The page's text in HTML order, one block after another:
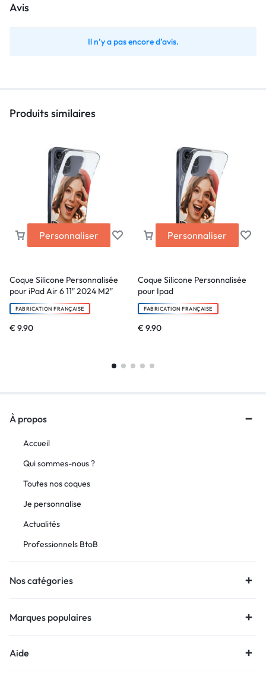
Avis
Il n’y a pas encore d’avis.
Produits similaires
Personnaliser
Coque Silicone Personnalisée
pour iPad Air 6 11″ 2024 M2″
FABRICATION FRANÇAISE
€9.90
Personnaliser
Coque Silicone Personnalisée
pour Ipad
FABRICATION FRANÇAISE
€9.90
À propos
Accueil
Qui sommes-nous ?
Toutes nos coques
Je personnalise
Actualités
Professionnels BtoB
Nos catégories
Marques populaires
Aide